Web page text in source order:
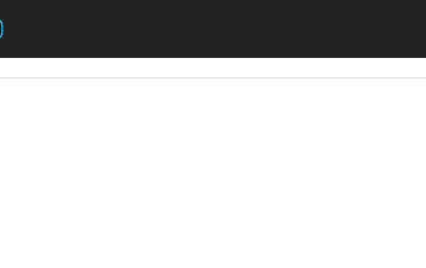
Seed4Innovation, 1,1 milioni di